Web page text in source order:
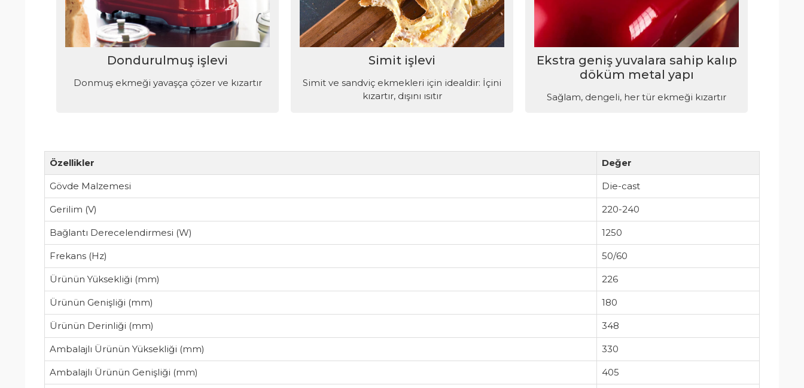
Dondurulmuş işlevi
Donmuş ekmeği yavaşça çözer ve kızartır
Simit işlevi
Simit ve sandviç ekmekleri için idealdir: İçini
kızartır, dışını ısıtır
Ekstra geniş yuvalara sahip kalıp
döküm metal yapı
Sağlam, dengeli, her tür ekmeği kızartır
Özellikler Değer
Gövde Malzemesi Die-cast
Gerilim (V) 220-240
Bağlantı Derecelendirmesi (W) 1250
Frekans (Hz) 50/60
Ürünün Yüksekliği (mm) 226
Ürünün Genişliği (mm) 180
Ürünün Derinliği (mm) 348
Ambalajlı Ürünün Yüksekliği (mm) 330
Ambalajlı Ürünün Genişliği (mm) 405